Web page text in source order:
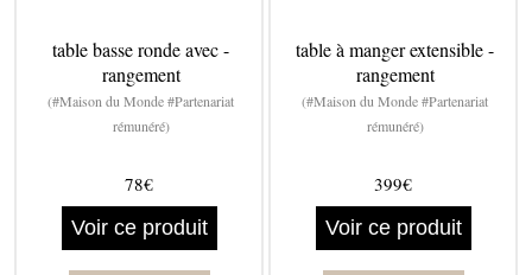
table basse ronde avec -
rangement
(#Maison du Monde #Partenariat
rémunéré)
78€
Voir ce produit
table à manger extensible -
rangement
(#Maison du Monde #Partenariat
rémunéré)
399€
Voir ce produit